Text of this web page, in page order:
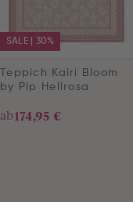
SALE | 30%
Teppich Kairi Bloom
by Pip Hellrosa
ab174,95 €